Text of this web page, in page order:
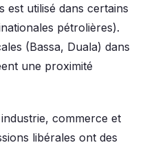
est utilisé dans certains
pétrolières).
(Bassa, Duala) dans
une proximité
commerce et
libérales ont des